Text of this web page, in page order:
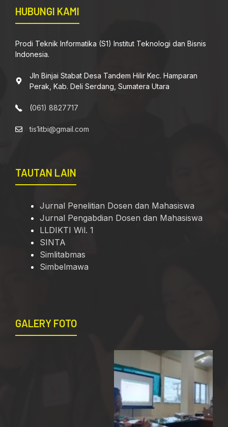
HUBUNGI KAMI
Prodi Teknik Informatika (S1) Institut Teknologi dan Bisnis
Indonesia.
Jln Binjai Stabat Desa Tandem Hilir Kec. Hamparan
Perak, Kab. Deli Serdang, Sumatera Utara
(061) 8827717
tis1itbi@gmail.com
TAUTAN LAIN
Jurnal Penelitian Dosen dan Mahasiswa
Jurnal Pengabdian Dosen dan Mahasiswa
LLDIKTI Wil. 1
SINTA
Simlitabmas
Simbelmawa
GALERY FOTO